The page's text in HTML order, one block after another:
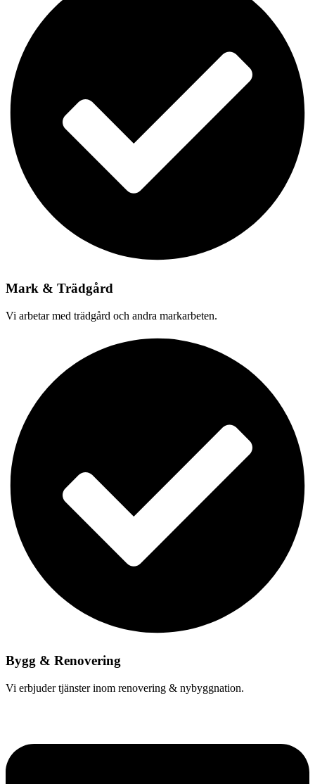
Mark & Trädgård
Vi arbetar med trädgård och andra markarbeten.
Bygg & Renovering
Vi erbjuder tjänster inom renovering & nybyggnation.